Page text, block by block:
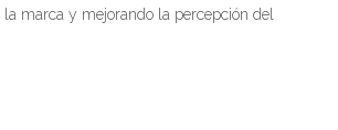
marca y mejorando la percepción del